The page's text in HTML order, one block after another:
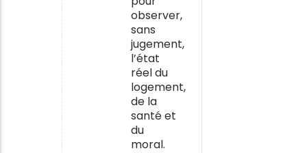
observer,
sans
jugement,
l’état
réel du
logement,
de la
santé et
du
moral.